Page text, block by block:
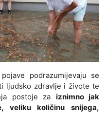
podrazumijevaju se
ljudsko zdravlje i živote te
postoje za iznimno jak
veliku količinu snijega,